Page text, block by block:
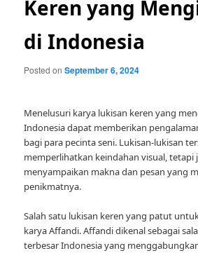
Keren yang
di Indonesia
Posted onSeptember 6, 2024
Menelusuri karya lukisan keren yang
Indonesia dapat memberikan
bagi para pecinta seni. Lukisan-lukisan
memperlihatkan keindahan visual, tetapi
menyampaikan makna dan pesan yang
penikmatnya.
Salah satu lukisan keren yang patut
karya Affandi. Affandi dikenal sebagai
terbesar Indonesia yang